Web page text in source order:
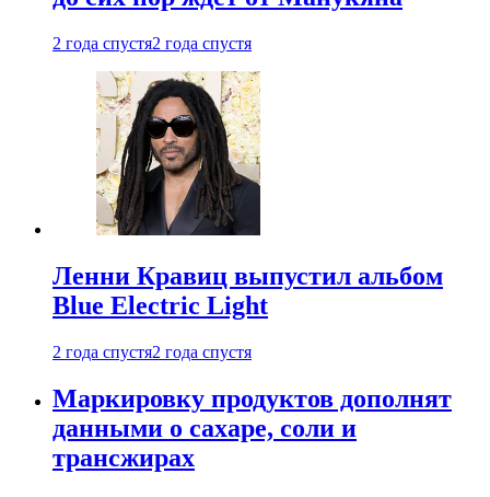
2 года спустя2 года спустя
Ленни Кравиц выпустил альбом
Blue Electric Light
2 года спустя2 года спустя
Маркировку продуктов дополнят
данными о сахаре, соли и
трансжирах